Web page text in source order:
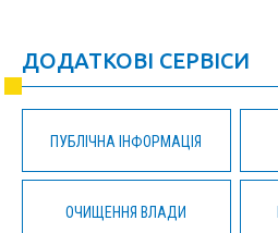
ДОДАТКОВІ СЕРВІСИ
ПУБЛІЧНА ІНФОРМАЦІЯ
ОЧИЩЕННЯ ВЛАДИ